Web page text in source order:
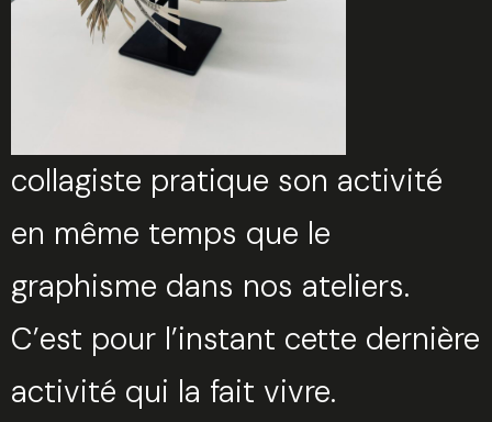
collagiste pratique son activité
en même temps que le
graphisme dans nos ateliers.
C’est pour l’instant cette dernière
activité qui la fait vivre.